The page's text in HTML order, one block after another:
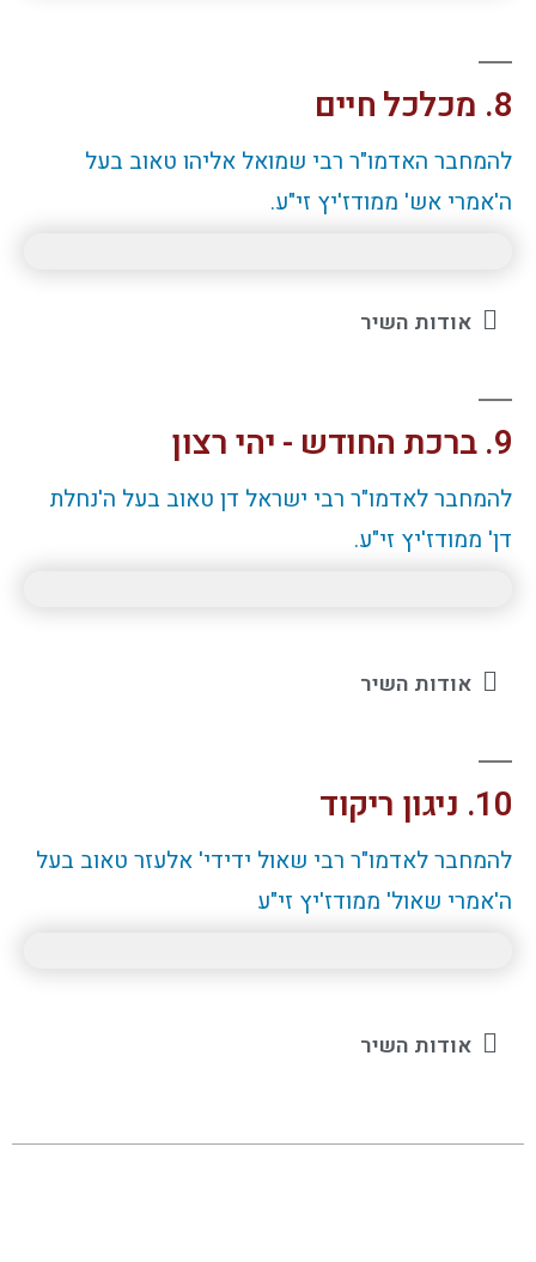
8. מכלכל חיים
להמחבר האדמו"ר רבי שמואל אליהו טאוב בעל
ה'אמרי אש' ממודז'יץ זי"ע.
אודות השיר
9. ברכת החודש - יהי רצון
להמחבר לאדמו"ר רבי ישראל דן טאוב בעל ה'נחלת
דן' ממודז'יץ זי"ע.
אודות השיר
10. ניגון ריקוד
להמחבר לאדמו"ר רבי שאול ידידי' אלעזר טאוב בעל
ה'אמרי שאול' ממודז'יץ זי"ע
אודות השיר